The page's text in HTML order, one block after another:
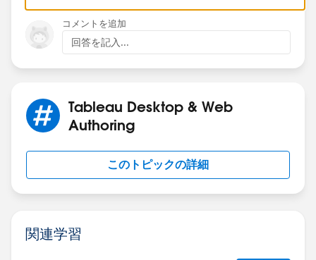
コメントを追加
回答を記入...
Tableau Desktop & Web
Authoring
このトピックの詳細
関連学習